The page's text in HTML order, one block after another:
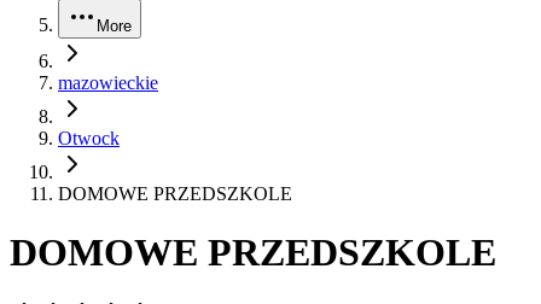
More
mazowieckie
Otwock
DOMOWE PRZEDSZKOLE
DOMOWE PRZEDSZKOLE